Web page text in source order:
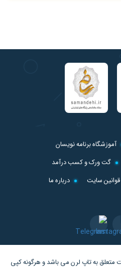
آموزشگاه برنامه نویسان
گت ورک و کسب درآمد
قوانین سایت
درباره ما
متعلق بهتاپ لرنمی باشد و هرگونه کپی